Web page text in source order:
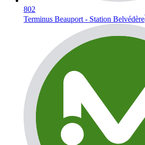
802
Terminus Beauport - Station Belvédère